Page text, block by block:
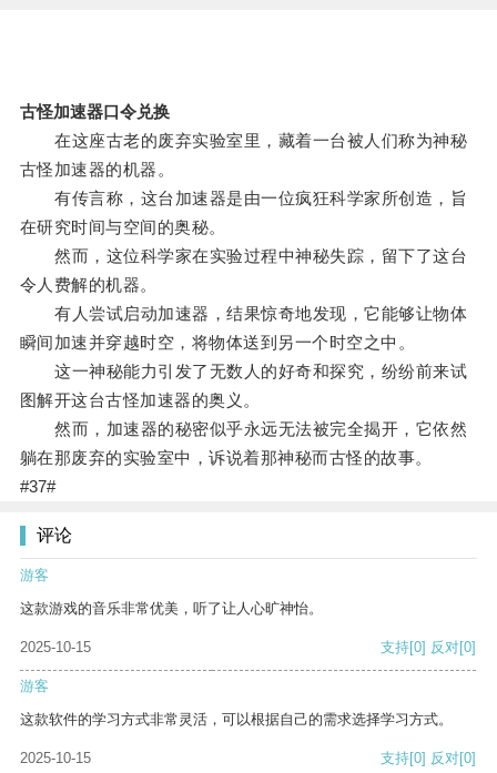
古怪加速器口令兑换
在这座古老的废弃实验室里，藏着一台被人们称为神秘
古怪加速器的机器。
有传言称，这台加速器是由一位疯狂科学家所创造，旨
在研究时间与空间的奥秘。
然而，这位科学家在实验过程中神秘失踪，留下了这台
令人费解的机器。
有人尝试启动加速器，结果惊奇地发现，它能够让物体
瞬间加速并穿越时空，将物体送到另一个时空之中。
这一神秘能力引发了无数人的好奇和探究，纷纷前来试
图解开这台古怪加速器的奥义。
然而，加速器的秘密似乎永远无法被完全揭开，它依然
躺在那废弃的实验室中，诉说着那神秘而古怪的故事。
#37#
评论
游客
这款游戏的音乐非常优美，听了让人心旷神怡。
2025-10-15 支持[0] 反对[0]
游客
这款软件的学习方式非常灵活，可以根据自己的需求选择学习方式。
2025-10-15 支持[0] 反对[0]